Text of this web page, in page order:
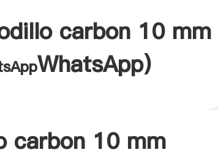
carbon 10 mm
WhatsApp)
carbon 10 mm